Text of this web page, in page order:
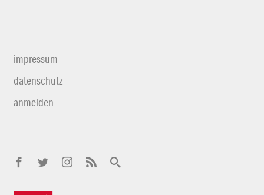
impressum
datenschutz
anmelden